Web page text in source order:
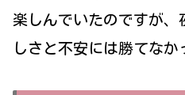
楽しんでいたのですが、
しさと不安には勝てなか